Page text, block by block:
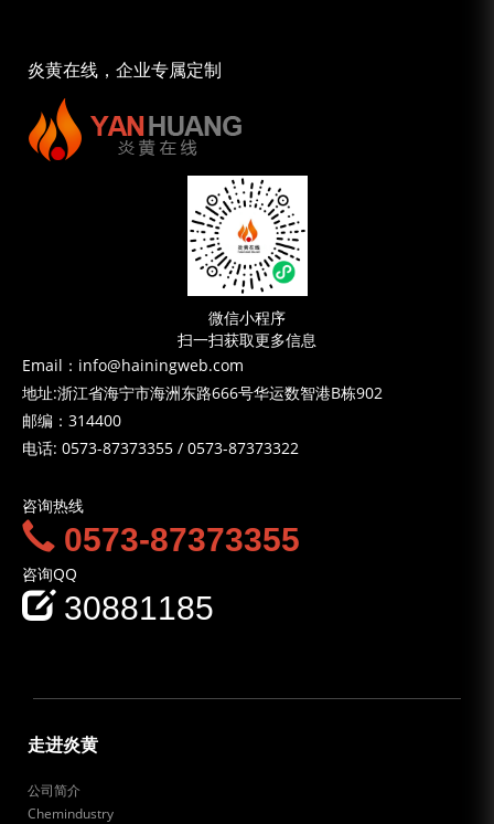
炎黄在线，企业专属定制
微信小程序
扫一扫获取更多信息
Email：info@hainingweb.com
地址:浙江省海宁市海洲东路666号华运数智港B栋902
邮编：314400
电话: 0573-87373355 / 0573-87373322
咨询热线
0573-87373355
咨询QQ
30881185
走进炎黄
公司简介
Chemindustry